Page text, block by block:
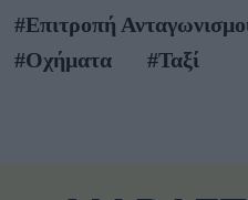
#Επιτροπή
#Οχήματα
#Ταξί